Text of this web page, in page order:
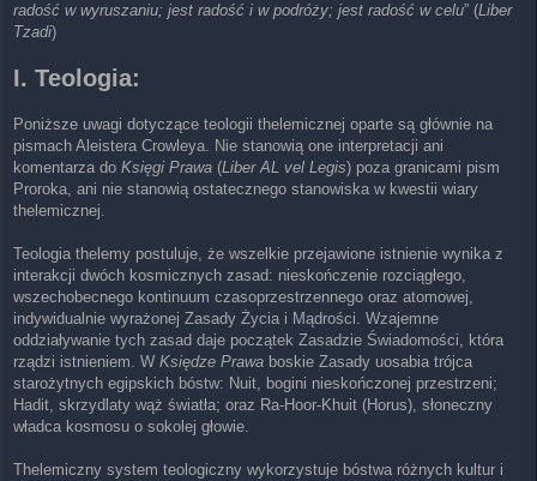
radość w wyruszaniu; jest radość i w podróży; jest radość w celu” (Liber
Tzadi)
I. Teologia:
Poniższe uwagi dotyczące teologii thelemicznej oparte są głównie na
pismach Aleistera Crowleya. Nie stanowią one interpretacji ani
komentarza do Księgi Prawa (Liber AL vel Legis) poza granicami pism
Proroka, ani nie stanowią ostatecznego stanowiska w kwestii wiary
thelemicznej.
Teologia thelemy postuluje, że wszelkie przejawione istnienie wynika z
interakcji dwóch kosmicznych zasad: nieskończenie rozciągłego,
wszechobecnego kontinuum czasoprzestrzennego oraz atomowej,
indywidualnie wyrażonej Zasady Życia i Mądrości. Wzajemne
oddziaływanie tych zasad daje początek Zasadzie Świadomości, która
rządzi istnieniem. W Księdze Prawa boskie Zasady uosabia trójca
starożytnych egipskich bóstw: Nuit, bogini nieskończonej przestrzeni;
Hadit, skrzydlaty wąż światła; oraz Ra-Hoor-Khuit (Horus), słoneczny
władca kosmosu o sokolej głowie.
Thelemiczny system teologiczny wykorzystuje bóstwa różnych kultur i